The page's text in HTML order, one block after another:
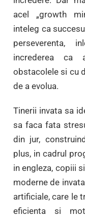
acel „growth
inteleg ca
perseverenta,
increderea ca
obstacolele si cu
de a evolua.
Tinerii invata sa
sa faca fata
din jur,
plus, in cadrul
in engleza, copiii
moderne de
artificiale, care le
eficienta si